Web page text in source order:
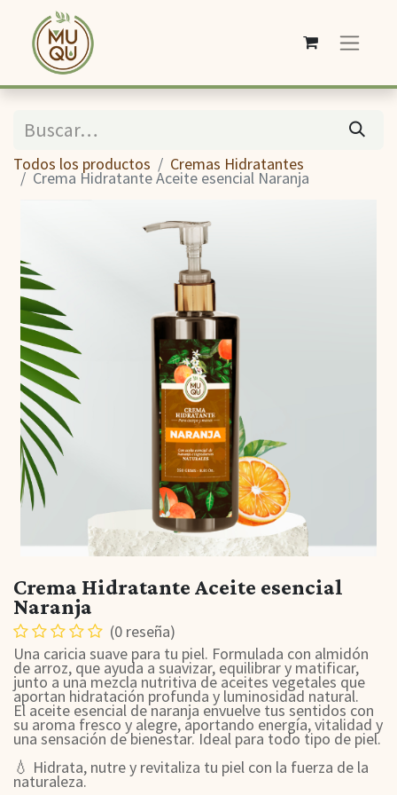
Todos los productos Cremas Hidratantes
Crema Hidratante Aceite esencial Naranja
Crema Hidratante Aceite esencial
Naranja
(0 reseña)
Una caricia suave para tu piel. Formulada con almidón
de arroz, que ayuda a suavizar, equilibrar y matificar,
junto a una mezcla nutritiva de aceites vegetales que
aportan hidratación profunda y luminosidad natural.
El aceite esencial de naranja envuelve tus sentidos con
su aroma fresco y alegre, aportando energía, vitalidad y
una sensación de bienestar. Ideal para todo tipo de piel.
💧 Hidrata, nutre y revitaliza tu piel con la fuerza de la
naturaleza.